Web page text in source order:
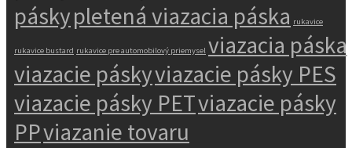
páskypletená viazacia páska rukavice
rukavice bustard rukavice pre automobilový priemysel viazacia páska
viazacie páskyviazacie pásky PES
viazacie pásky PETviazacie pásky
PPviazanie tovaru